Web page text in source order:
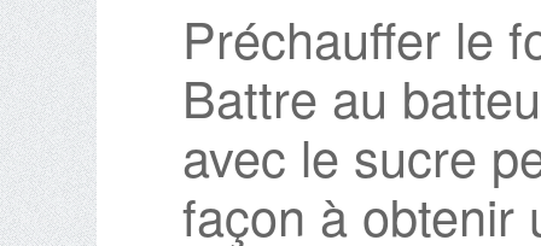
Préchauffer le
Battre au
avec le sucre
façon à obtenir